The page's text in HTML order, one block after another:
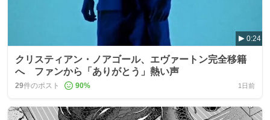
0:24
クリスティアン・ノアゴール、エヴァートン完全移籍
へ ファンから「ありがとう」熱い声
29件のポスト 90% 1日前